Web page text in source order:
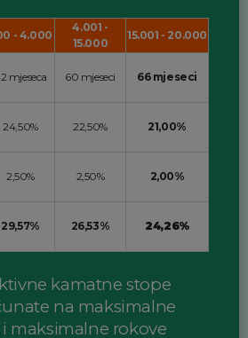
- 4.000
4.001 -
15.000
15.001 - 20.000
mjeseca 60 mjeseci 66 mjeseci
24,50% 22,50% 21,00%
2,50% 2,50% 2,00%
29,57% 26,53% 24,26%
kamatne stope
na maksimalne
maksimalne rokove